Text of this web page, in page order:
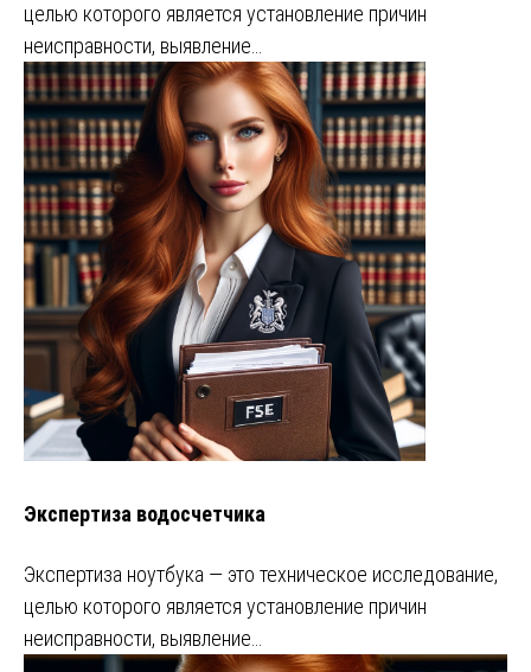
целью которого является установление причин
неисправности, выявление…
Экспертиза водосчетчика
Экспертиза ноутбука — это техническое исследование,
целью которого является установление причин
неисправности, выявление…